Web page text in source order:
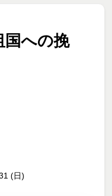
への挽
(日)